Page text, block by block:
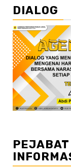
DIALOG